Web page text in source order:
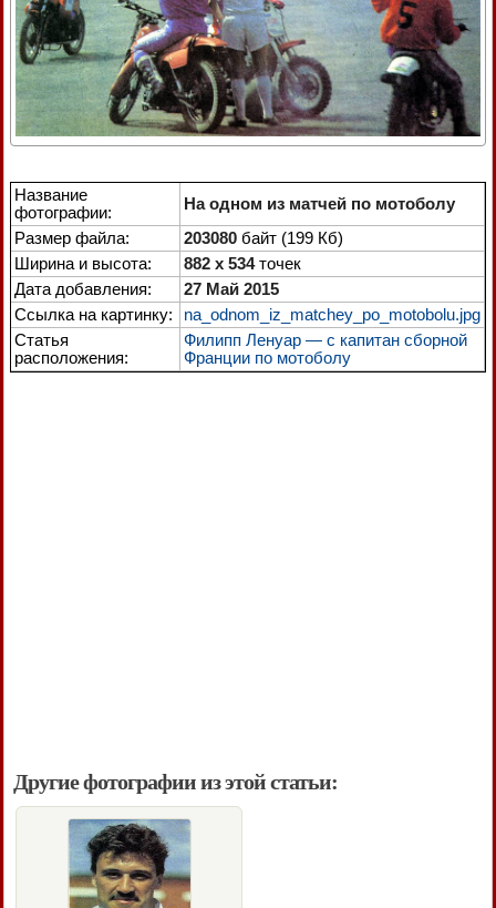
Название
фотографии:
На одном из матчей по мотоболу
Размер файла:
203080 байт (199 Кб)
Ширина и высота:
882 x 534точек
Дата добавления:
27 Май 2015
Ссылка на картинку:
na_odnom_iz_matchey_po_motobolu.jpg
Статья
расположения:
Филипп Ленуар — с капитан сборной
Франции по мотоболу
Другие фотографии из этой статьи: